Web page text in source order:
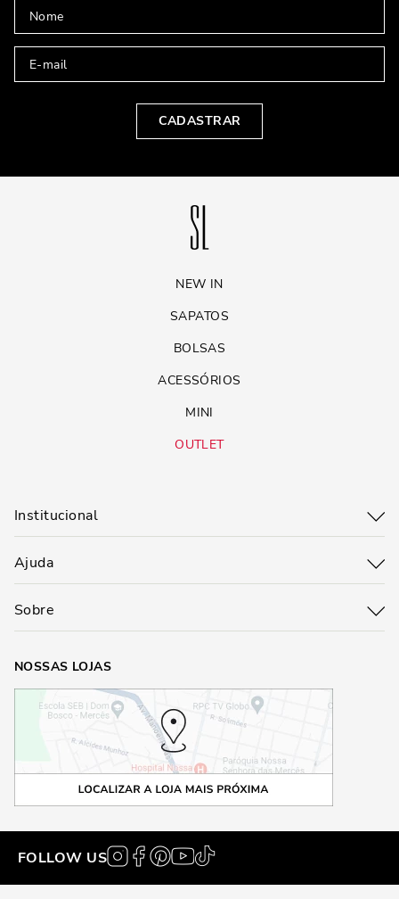
CADASTRAR
NEW IN
SAPATOS
BOLSAS
ACESSÓRIOS
MINI
OUTLET
Institucional
Ajuda
Sobre
NOSSAS LOJAS
FOLLOW US